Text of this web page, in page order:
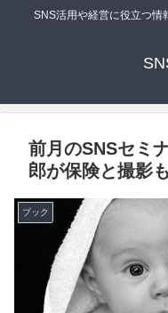
SNS活用や経営に役立つ情
前月のSNSセミ
郎が保険と撮影
ブック